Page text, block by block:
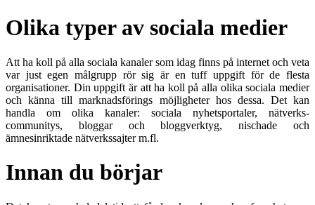
Olika typer av sociala medier
Att ha koll på alla sociala kanaler som idag finns på internet och veta
var just egen målgrupp rör sig är en tuff uppgift för de flesta
organisationer. Din uppgift är att ha koll på alla olika sociala medier
och känna till marknadsförings möjligheter hos dessa. Det kan
handla om olika kanaler: sociala nyhetsportaler, nätverks-
communitys, bloggar och bloggverktyg, nischade och
ämnesinriktade nätverkssajter m.fl.
Innan du börjar